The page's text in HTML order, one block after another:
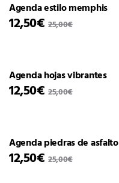
Agenda estilo memphis
12,50€ 25,00€
Agenda hojas vibrantes
12,50€ 25,00€
Agenda piedras de asfalto
12,50€ 25,00€